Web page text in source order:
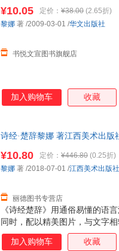
¥10.05 定价： ¥38.00 (2.65折)
书悦文宣图书旗舰店
黎娜 著 /2009-03-01 /华文出版社
加入购物车 收藏
诗经·楚辞黎娜 著江西美术出版
《诗经楚辞》用通俗易懂的语
同时，配以精美图片，与文字
获得丰富的想象空间和高雅的
字、精美珍贵的图片、注重传
¥10.80 定价： ¥446.80 (0.25折)
丽德图书专营店
黎娜 著 /2018-07-01 /江西美术出版社
加入购物车 收藏